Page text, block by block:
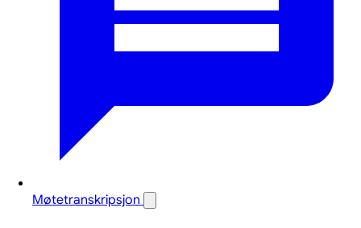
Møtetranskripsjon